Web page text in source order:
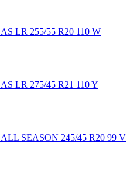
LR 255/55 R20 110 W
LR 275/45 R21 110 Y
SEASON 245/45 R20 99 V